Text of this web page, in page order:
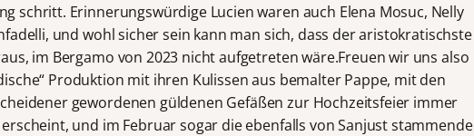
schritt. Erinnerungswürdige Lucien waren auch Elena Mosuc, Nelly
und wohl sicher sein kann man sich, dass der aristokratischste
im Bergamo von 2023 nicht aufgetreten wäre.Freuen wir uns also
Produktion mit ihren Kulissen aus bemalter Pappe, mit den
gewordenen güldenen Gefäßen zur Hochzeitsfeier immer
und im Februar sogar die ebenfalls von Sanjust stammende